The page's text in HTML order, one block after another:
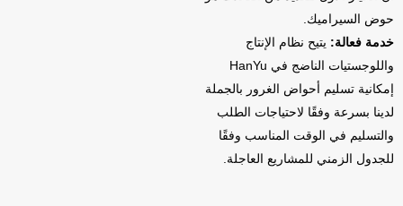
حوض السيراميك.
خدمة فعالة: يتيح نظام الإنتاج
واللوجستيات الناضج في HanYu
إمكانية تسليم أحواض الغرور بالجملة
لدينا بسرعة وفقًا لاحتياجات الطلب
والتسليم في الوقت المناسب وفقًا
للجدول الزمني للمشاريع العاجلة.